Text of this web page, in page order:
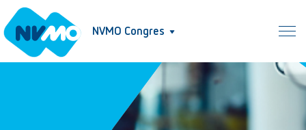
NVMO Congres